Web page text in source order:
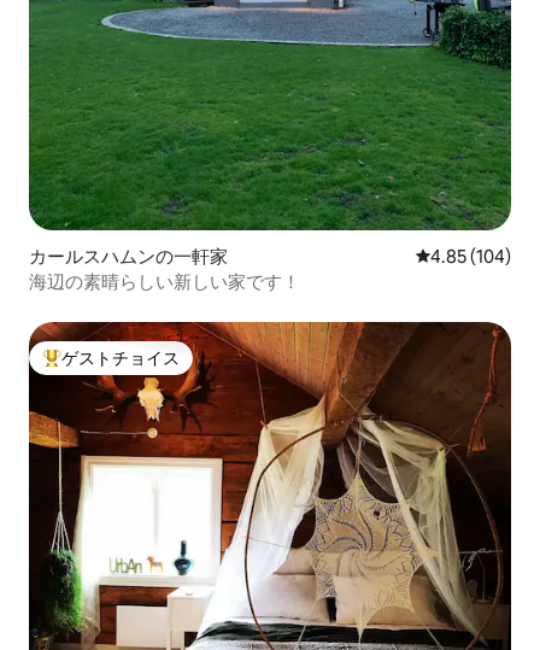
カールスハムンの一軒家 レビュー104
4.85 (104)
海辺の素晴らしい新しい家です！
大好評のゲストチョイスです。
ゲストチョイス